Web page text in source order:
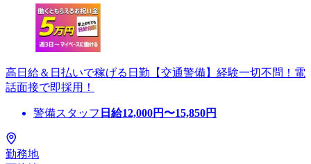
高日給＆日払いで稼げる日勤【交通警備】経験一切不問！電
話面接で即採用！
警備スタッフ 日給12,000円〜15,850円
勤務地